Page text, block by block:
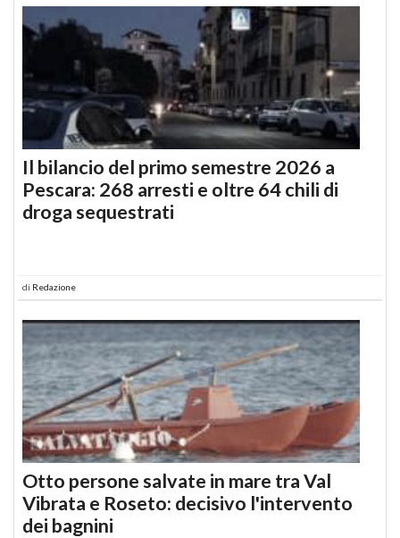
Il bilancio del primo semestre 2026 a
Pescara: 268 arresti e oltre 64 chili di
droga sequestrati
di Redazione
Otto persone salvate in mare tra Val
Vibrata e Roseto: decisivo l'intervento
dei bagnini